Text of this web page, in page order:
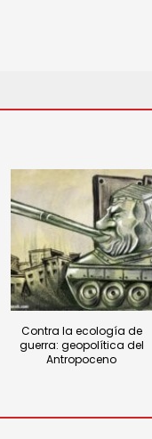
Contra la ecología de
guerra: geopolítica del
Antropoceno